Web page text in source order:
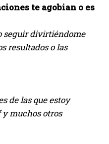
te agobian o es
seguir divirtiéndome
resultados o las
de las que estoy
muchos otros